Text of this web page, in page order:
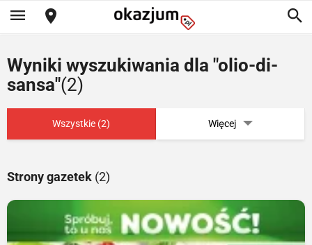
Wyniki wyszukiwania dla "olio-di-
sansa"(2)
Wszystkie (2) Więcej
Strony gazetek (2)